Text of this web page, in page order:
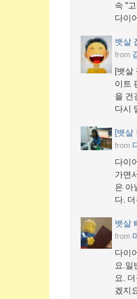
속 "
다이
뱃살
from
[뱃살
이트
을 건
다시
[뱃살
from
다이
가면
은 아
다.
뱃살
from
다이
요.일
요.
겠지